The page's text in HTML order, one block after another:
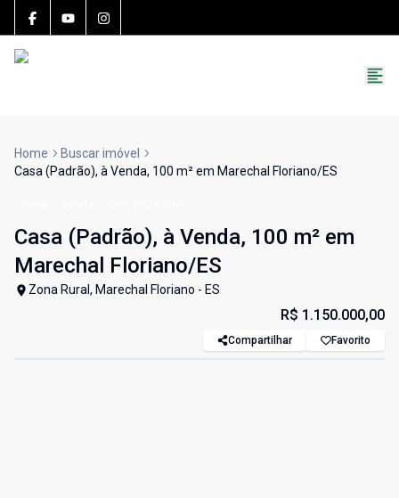
Home
Buscar imóvel
Casa (Padrão), à Venda, 100 m² em Marechal Floriano/ES
Casa (Padrão), à Venda, 100 m² em
Marechal Floriano/ES
Zona Rural, Marechal Floriano - ES
R$ 1.150.000,00
Compartilhar Favorito